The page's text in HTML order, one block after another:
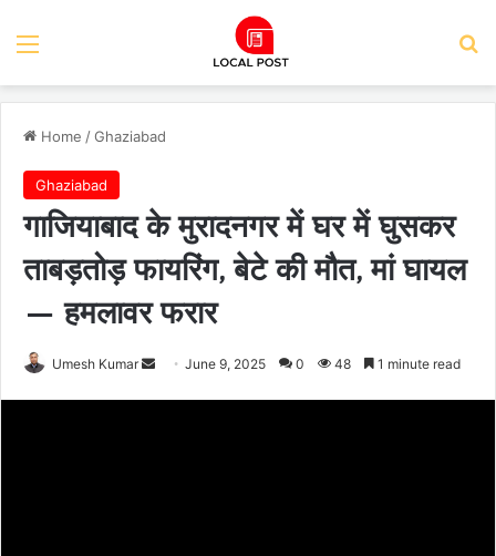
Menu
Home /Ghaziabad
Ghaziabad
गाजियाबाद के मुरादनगर में घर में घुसकर
ताबड़तोड़ फायरिंग, बेटे की मौत, मां घायल
— हमलावर फरार
Umesh Kumar
SendJune 9, 2025 0 48 1 minute read